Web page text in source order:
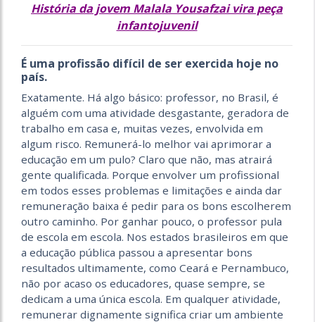
História da jovem Malala Yousafzai vira peça
infantojuvenil
É uma profissão difícil de ser exercida hoje no
país.
Exatamente. Há algo básico: professor, no Brasil, é
alguém com uma atividade desgastante, geradora de
trabalho em casa e, muitas vezes, envolvida em
algum risco. Remunerá-lo melhor vai aprimorar a
educação em um pulo? Claro que não, mas atrairá
gente qualificada. Porque envolver um profissional
em todos esses problemas e limitações e ainda dar
remuneração baixa é pedir para os bons escolherem
outro caminho. Por ganhar pouco, o professor pula
de escola em escola. Nos estados brasileiros em que
a educação pública passou a apresentar bons
resultados ultimamente, como Ceará e Pernambuco,
não por acaso os educadores, quase sempre, se
dedicam a uma única escola. Em qualquer atividade,
remunerar dignamente significa criar um ambiente